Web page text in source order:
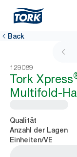
Back
129089
Tork Xpress
Multifold-
Qualität
Anzahl der Lagen
Einheiten/VE